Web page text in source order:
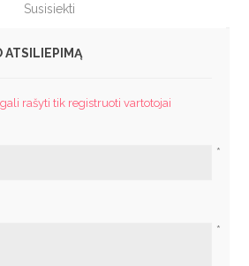
Susisiekti
ATSILIEPIMĄ
rašyti tik registruoti vartotojai
*
*